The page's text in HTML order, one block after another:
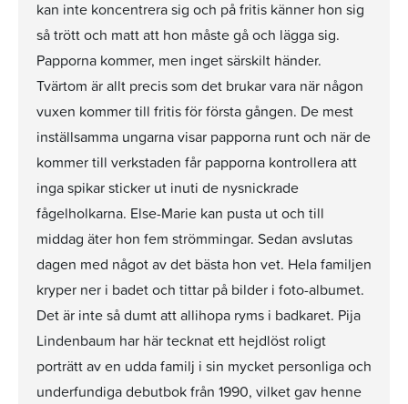
kan inte koncentrera sig och på fritis känner hon sig
så trött och matt att hon måste gå och lägga sig.
Papporna kommer, men inget särskilt händer.
Tvärtom är allt precis som det brukar vara när någon
vuxen kommer till fritis för första gången. De mest
inställsamma ungarna visar papporna runt och när de
kommer till verkstaden får papporna kontrollera att
inga spikar sticker ut inuti de nysnickrade
fågelholkarna. Else-Marie kan pusta ut och till
middag äter hon fem strömmingar. Sedan avslutas
dagen med något av det bästa hon vet. Hela familjen
kryper ner i badet och tittar på bilder i foto-albumet.
Det är inte så dumt att allihopa ryms i badkaret. Pija
Lindenbaum har här tecknat ett hejdlöst roligt
porträtt av en udda familj i sin mycket personliga och
underfundiga debutbok från 1990, vilket gav henne